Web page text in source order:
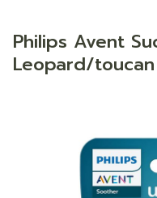
Philips Avent
Leopard/